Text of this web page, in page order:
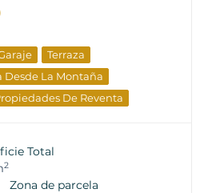
Terraza
Desde La Montaña
De Reventa
Total
2
Zona de parcela